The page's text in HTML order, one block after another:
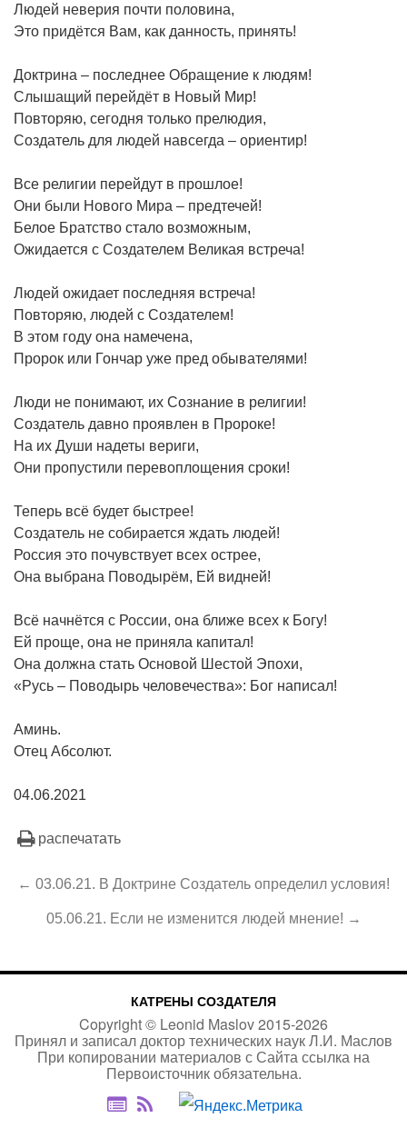
Людей неверия почти половина,
Это придётся Вам, как данность, принять!
Доктрина – последнее Обращение к людям!
Слышащий перейдёт в Новый Мир!
Повторяю, сегодня только прелюдия,
Создатель для людей навсегда – ориентир!
Все религии перейдут в прошлое!
Они были Нового Мира – предтечей!
Белое Братство стало возможным,
Ожидается с Создателем Великая встреча!
Людей ожидает последняя встреча!
Повторяю, людей с Создателем!
В этом году она намечена,
Пророк или Гончар уже пред обывателями!
Люди не понимают, их Сознание в религии!
Создатель давно проявлен в Пророке!
На их Души надеты вериги,
Они пропустили перевоплощения сроки!
Теперь всё будет быстрее!
Создатель не собирается ждать людей!
Россия это почувствует всех острее,
Она выбрана Поводырём, Ей видней!
Всё начнётся с России, она ближе всех к Богу!
Ей проще, она не приняла капитал!
Она должна стать Основой Шестой Эпохи,
«Русь – Поводырь человечества»: Бог написал!
Аминь.
Отец Абсолют.
04.06.2021
распечатать
← 03.06.21. В Доктрине Создатель определил условия!
05.06.21. Если не изменится людей мнение! →
КАТРЕНЫ СОЗДАТЕЛЯ
Copyright © Leonid Maslov2015-2026
Принял и записал доктор технических наук Л.И. Маслов
При копировании материалов с Сайтассылка на
Первоисточникобязательна.